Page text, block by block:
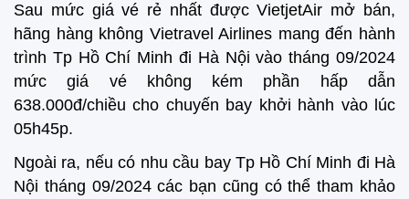
Sau mức giá vé rẻ nhất được VietjetAir mở bán,
hãng hàng không Vietravel Airlines mang đến hành
trình Tp Hồ Chí Minh đi Hà Nội vào tháng 09/2024
mức giá vé không kém phần hấp dẫn
638.000đ/chiều cho chuyến bay khởi hành vào lúc
05h45p.
Ngoài ra, nếu có nhu cầu bay Tp Hồ Chí Minh đi Hà
Nội tháng 09/2024 các bạn cũng có thể tham khảo